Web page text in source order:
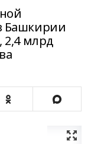
Башкирии
2,4 млрд